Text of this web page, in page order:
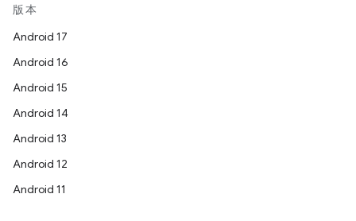
版本
Android 17
Android 16
Android 15
Android 14
Android 13
Android 12
Android 11